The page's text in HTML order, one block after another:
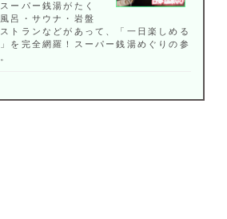
ーパー銭湯がたく
呂・サウナ・岩盤
トランなどがあって、「一日楽しめる
を完全網羅！スーパー銭湯めぐりの参